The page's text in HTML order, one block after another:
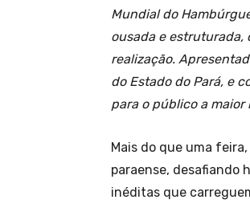
Mundial do
ousada e estruturada,
realização.
do Estado do Pará, e
para o público a
Mais do que uma
paraense, desafiando
inéditas que